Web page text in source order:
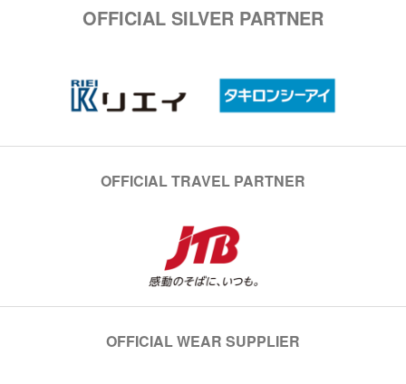
OFFICIAL SILVER PARTNER
OFFICIAL TRAVEL PARTNER
OFFICIAL WEAR SUPPLIER